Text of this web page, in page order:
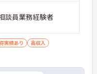
員業務経験者
実績あり
高収入